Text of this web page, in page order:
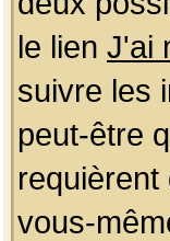
le lien J'ai
suivre les
peut-être
vous-